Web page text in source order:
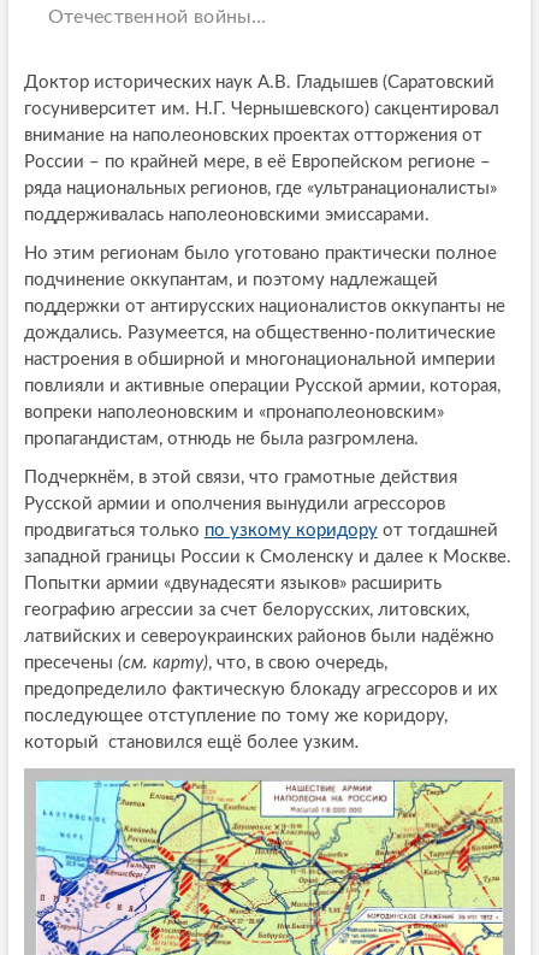
Отечественной войны…
Доктор исторических наук А.В. Гладышев (Саратовский
госуниверситет им. Н.Г. Чернышевского) сакцентировал
внимание на наполеоновских проектах отторжения от
России – по крайней мере, в её Европейском регионе –
ряда национальных регионов, где «ультранационалисты»
поддерживалась наполеоновскими эмиссарами.
Но этим регионам было уготовано практически полное
подчинение оккупантам, и поэтому надлежащей
поддержки от антирусских националистов оккупанты не
дождались. Разумеется, на общественно-политические
настроения в обширной и многонациональной империи
повлияли и активные операции Русской армии, которая,
вопреки наполеоновским и «пронаполеоновским»
пропагандистам, отнюдь не была разгромлена.
Подчеркнём, в этой связи, что грамотные действия
Русской армии и ополчения вынудили агрессоров
продвигаться только по узкому коридоруот тогдашней
западной границы России к Смоленску и далее к Москве.
Попытки армии «двунадесяти языков» расширить
географию агрессии за счет белорусских, литовских,
латвийских и североукраинских районов были надёжно
пресечены (см. карту), что, в свою очередь,
предопределило фактическую блокаду агрессоров и их
последующее отступление по тому же коридору,
который становился ещё более узким.